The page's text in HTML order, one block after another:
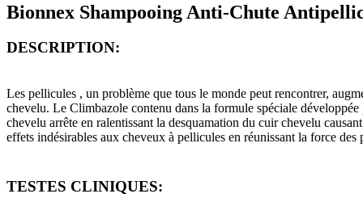
Bionnex Shampooing Anti-Chute
DESCRIPTION:
Les pellicules , un problème que tous le monde peut rencontrer,
chevelu. Le Climbazole contenu dans la formule spéciale
chevelu arrête en ralentissant la desquamation du cuir chevelu
effets indésirables aux cheveux à pellicules en réunissant la force
TESTES CLINIQUES: